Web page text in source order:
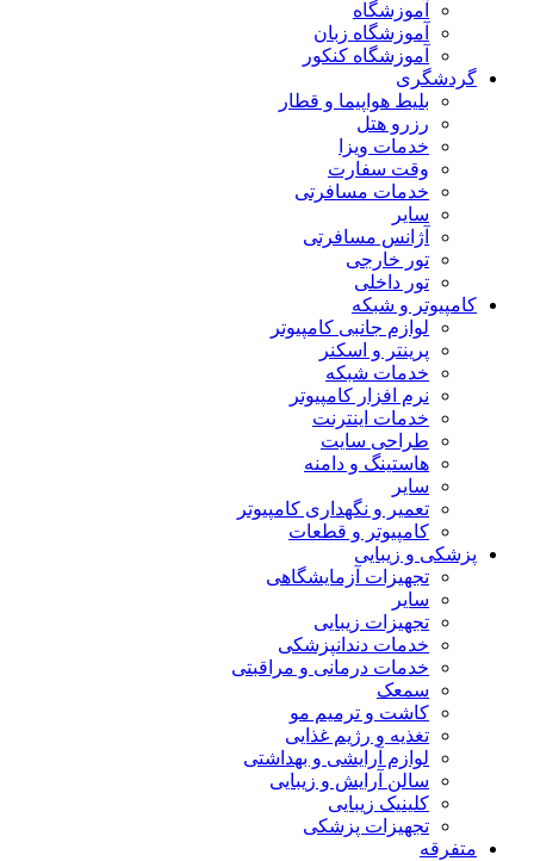
آموزشگاه
آموزشگاه زبان
آموزشگاه کنکور
گردشگری
بلیط هواپیما و قطار
رزرو هتل
خدمات ویزا
وقت سفارت
خدمات مسافرتی
سایر
آژانس مسافرتی
تور خارجی
تور داخلی
کامپیوتر و شبکه
لوازم جانبی کامپیوتر
پرینتر و اسکنر
خدمات شبکه
نرم افزار کامپیوتر
خدمات اینترنت
طراحی سایت
هاستینگ و دامنه
سایر
تعمیر و نگهداری کامپیوتر
کامپیوتر و قطعات
پزشکی و زیبایی
تجهیزات آزمایشگاهی
سایر
تجهیزات زیبایی
خدمات دندانپزشکی
خدمات درمانی و مراقبتی
سمعک
کاشت و ترمیم مو
تغذیه و رژیم غذایی
لوازم آرایشی و بهداشتی
سالن آرایش و زیبایی
کلینیک زیبایی
تجهیزات پزشکی
متفرقه